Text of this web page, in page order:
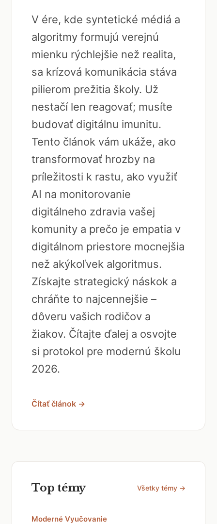
V ére, kde syntetické médiá a
algoritmy formujú verejnú
mienku rýchlejšie než realita,
sa krízová komunikácia stáva
pilierom prežitia školy. Už
nestačí len reagovať; musíte
budovať digitálnu imunitu.
Tento článok vám ukáže, ako
transformovať hrozby na
príležitosti k rastu, ako využiť
AI na monitorovanie
digitálneho zdravia vašej
komunity a prečo je empatia v
digitálnom priestore mocnejšia
než akýkoľvek algoritmus.
Získajte strategický náskok a
chráňte to najcennejšie –
dôveru vašich rodičov a
žiakov. Čítajte ďalej a osvojte
si protokol pre modernú školu
2026.
Čítať článok →
Top témy Všetky témy →
Moderné Vyučovanie